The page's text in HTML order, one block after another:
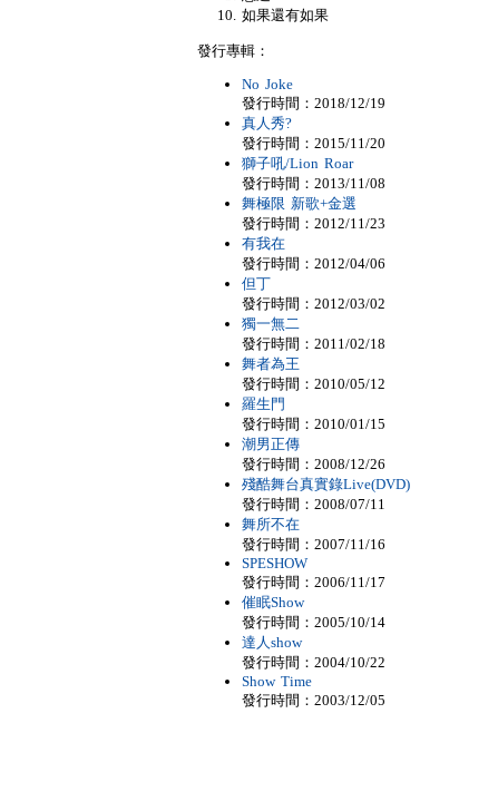
如果還有如果
發行專輯：
No Joke
發行時間：2018/12/19
真人秀?
發行時間：2015/11/20
獅子吼/Lion Roar
發行時間：2013/11/08
舞極限 新歌+金選
發行時間：2012/11/23
有我在
發行時間：2012/04/06
但丁
發行時間：2012/03/02
獨一無二
發行時間：2011/02/18
舞者為王
發行時間：2010/05/12
羅生門
發行時間：2010/01/15
潮男正傳
發行時間：2008/12/26
殘酷舞台真實錄Live(DVD)
發行時間：2008/07/11
舞所不在
發行時間：2007/11/16
SPESHOW
發行時間：2006/11/17
催眠Show
發行時間：2005/10/14
達人show
發行時間：2004/10/22
Show Time
發行時間：2003/12/05